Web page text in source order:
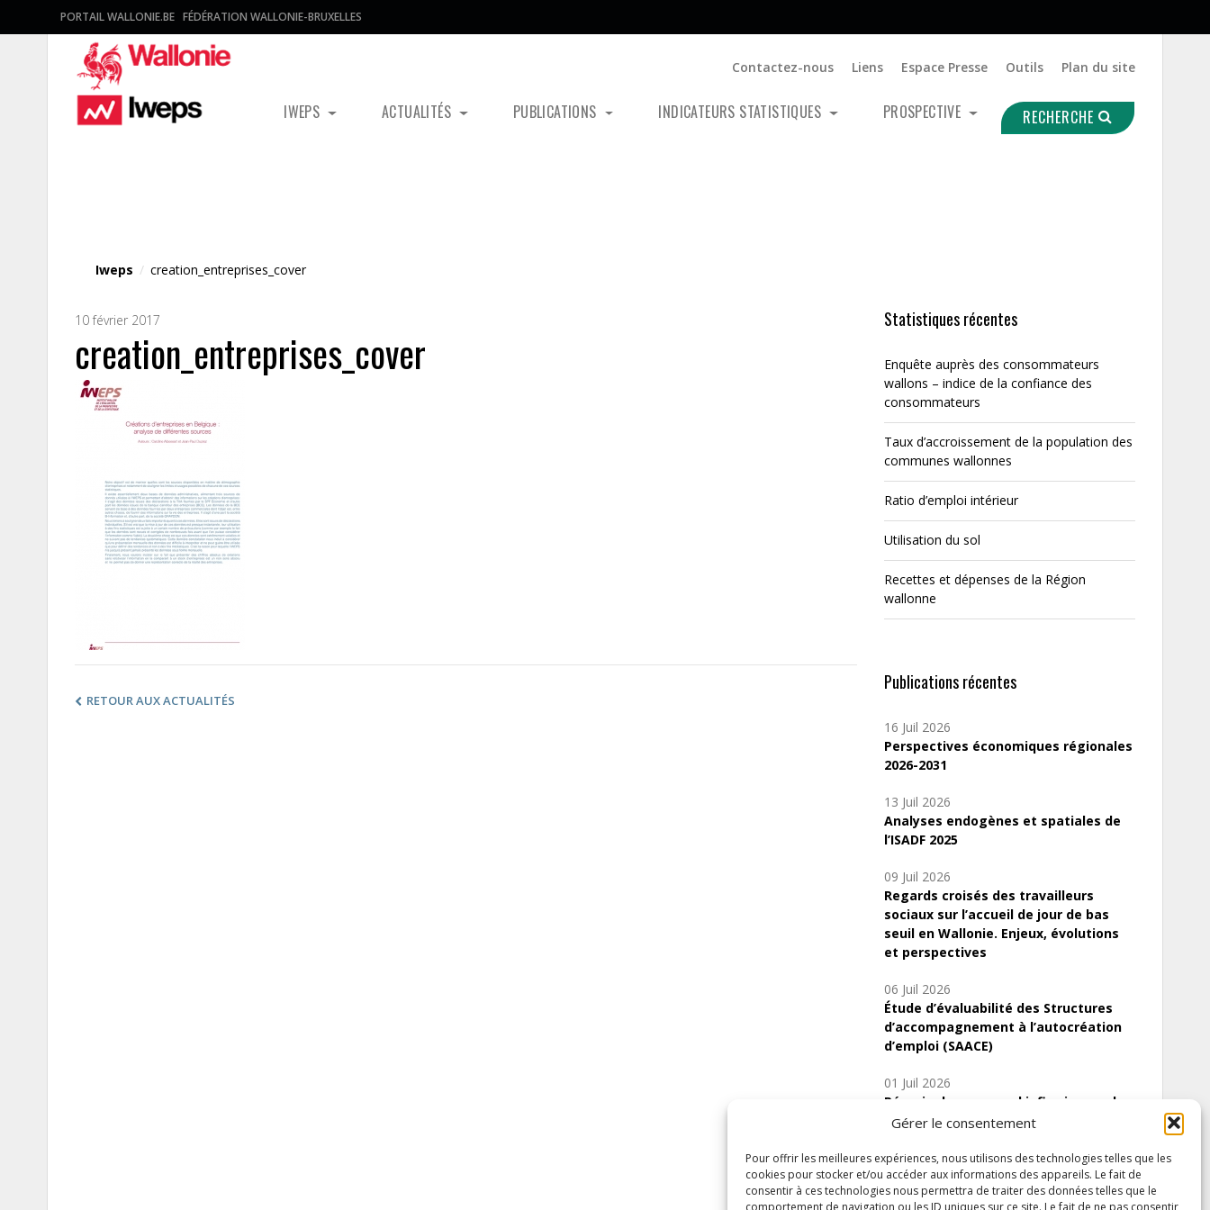
Gérer le consentement
Pour offrir les meilleures expériences, nous utilisons des technologies telles que les
cookies pour stocker et/ou accéder aux informations des appareils. Le fait de
consentir à ces technologies nous permettra de traiter des données telles que le
comportement de navigation ou les ID uniques sur ce site. Le fait de ne pas consentir
PORTAIL WALLONIE.BE FÉDÉRATION WALLONIE-BRUXELLES
Contactez-nous Liens Espace Presse Outils Plan du site
IWEPS ACTUALITÉS PUBLICATIONS INDICATEURS STATISTIQUES PROSPECTIVE RECHERCHE
Iweps / creation_entreprises_cover
10 février 2017
creation_entreprises_cover
RETOUR AUX ACTUALITÉS
Statistiques récentes
Enquête auprès des consommateurs
wallons – indice de la confiance des
consommateurs
Taux d’accroissement de la population des
communes wallonnes
Ratio d’emploi intérieur
Utilisation du sol
Recettes et dépenses de la Région
wallonne
Publications récentes
16 Juil 2026
Perspectives économiques régionales
2026-2031
13 Juil 2026
Analyses endogènes et spatiales de
l’ISADF 2025
09 Juil 2026
Regards croisés des travailleurs
sociaux sur l’accueil de jour de bas
seuil en Wallonie. Enjeux, évolutions
et perspectives
06 Juil 2026
Étude d’évaluabilité des Structures
d’accompagnement à l’autocréation
d’emploi (SAACE)
01 Juil 2026
Pénurie du personnel infirmier :quels
indicateurs d’offre de soins pour